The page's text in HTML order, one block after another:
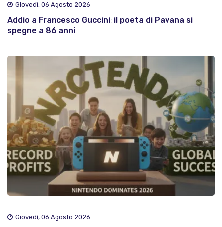
Giovedì, 06 Agosto 2026
Addio a Francesco Guccini: il poeta di Pavana si
spegne a 86 anni
Giovedì, 06 Agosto 2026